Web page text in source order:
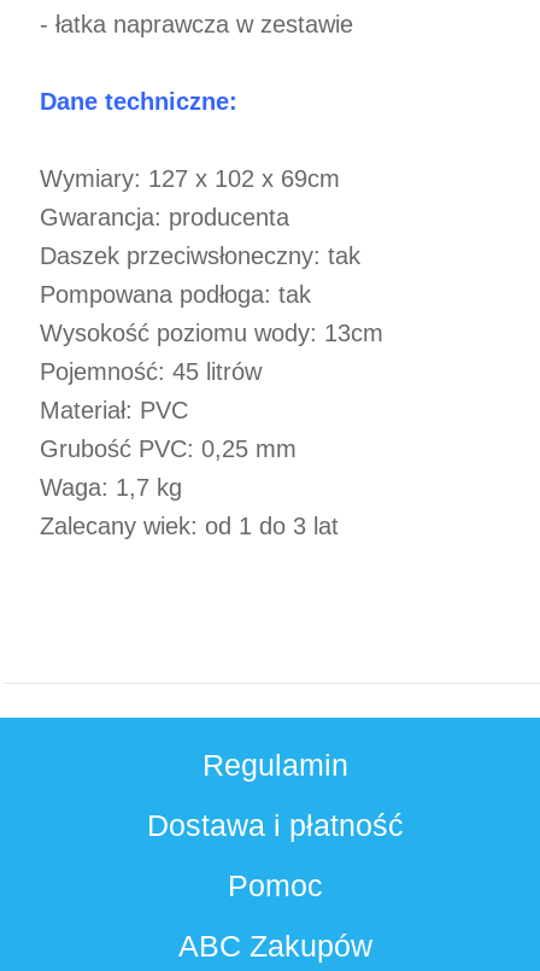
- łatka naprawcza w zestawie
Dane techniczne:
Wymiary: 127 x 102 x 69cm
Gwarancja: producenta
Daszek przeciwsłoneczny: tak
Pompowana podłoga: tak
Wysokość poziomu wody: 13cm
Pojemność: 45 litrów
Materiał: PVC
Grubość PVC: 0,25 mm
Waga: 1,7 kg
Zalecany wiek: od 1 do 3 lat
Regulamin
Dostawa i płatność
Pomoc
ABC Zakupów